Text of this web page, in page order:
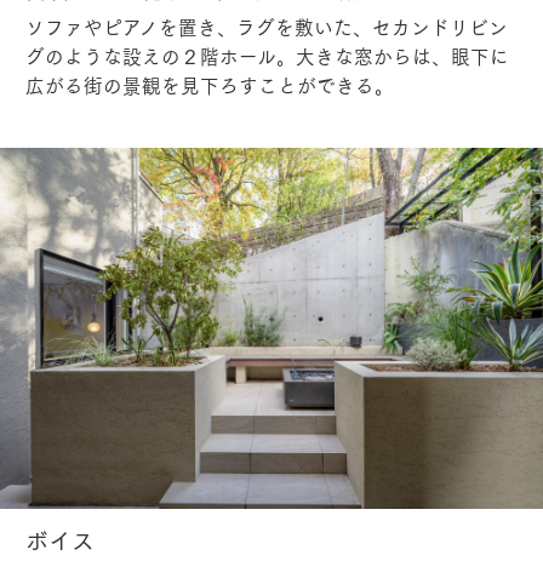
ソファやピアノを置き、ラグを敷いた、セカンドリビン
グのような設えの２階ホール。大きな窓からは、眼下に
広がる街の景観を見下ろすことができる。
ボイス